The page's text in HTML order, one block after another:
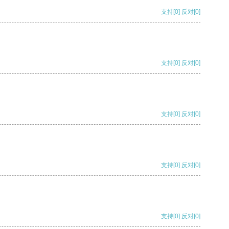
支持[0] 反对[0]
支持[0] 反对[0]
支持[0] 反对[0]
支持[0] 反对[0]
支持[0] 反对[0]